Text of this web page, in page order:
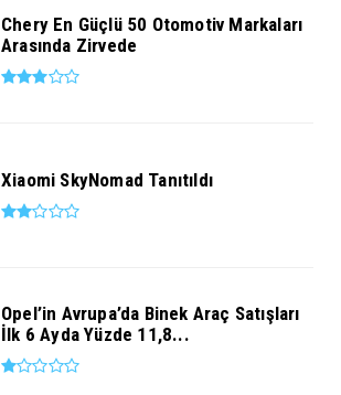
Chery En Güçlü 50 Otomotiv Markaları
Arasında Zirvede
Xiaomi SkyNomad Tanıtıldı
Opel’in Avrupa’da Binek Araç Satışları
İlk 6 Ayda Yüzde 11,8...